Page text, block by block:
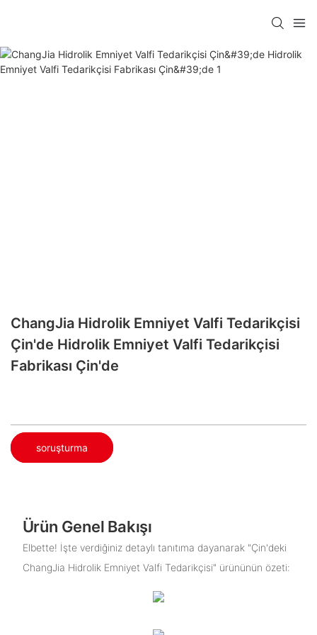
ChangJia Hidrolik Emniyet Valfi Tedarikçisi
Çin'de Hidrolik Emniyet Valfi Tedarikçisi
Fabrikası Çin'de
soruşturma
Ürün Genel Bakışı
Elbette! İşte verdiğiniz detaylı tanıtıma dayanarak "Çin'deki
ChangJia Hidrolik Emniyet Valfi Tedarikçisi" ürününün özeti: